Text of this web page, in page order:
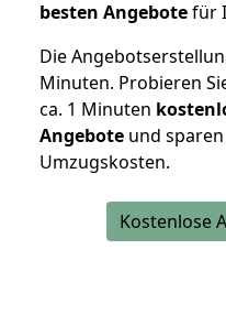
besten Angebotefür
Die
Minuten. Probieren
ca. 1 Minuten
Angebote und sparen
Umzugskosten.
Kostenlose